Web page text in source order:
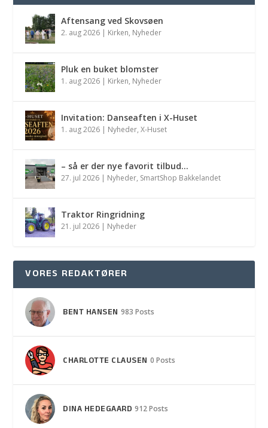
Aftensang ved Skovsøen
2. aug 2026 | Kirken, Nyheder
Pluk en buket blomster
1. aug 2026 | Kirken, Nyheder
Invitation: Danseaften i X-Huset
1. aug 2026 | Nyheder,X-Huset
– så er der nye favorit tilbud…
27. jul 2026 | Nyheder, SmartShop Bakkelandet
Traktor Ringridning
21. jul 2026 | Nyheder
VORES REDAKTØRER
BENT HANSEN 983 Posts
CHARLOTTE CLAUSEN 0 Posts
DINA HEDEGAARD 912 Posts